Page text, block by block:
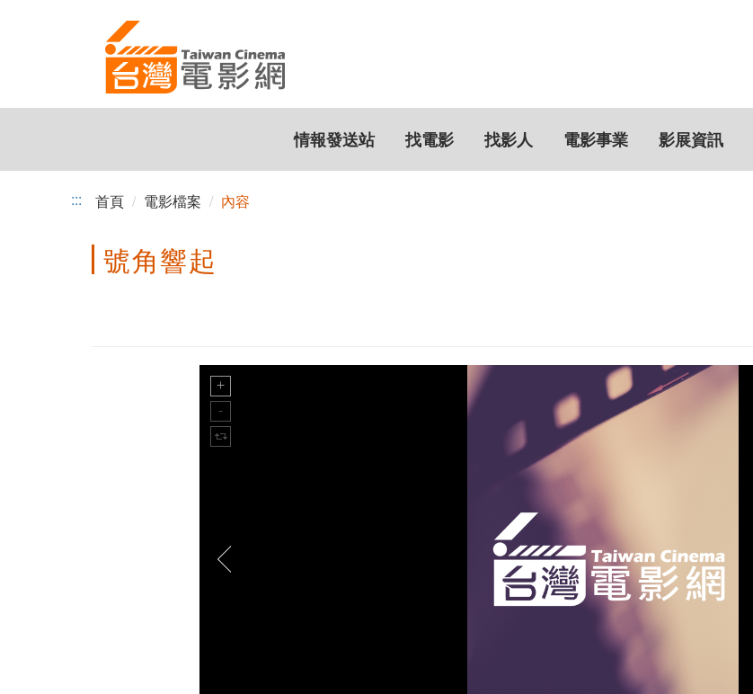
情報發送站 找電影 找影人 電影事業 影展資訊
::: 首頁 電影檔案 內容
號角響起